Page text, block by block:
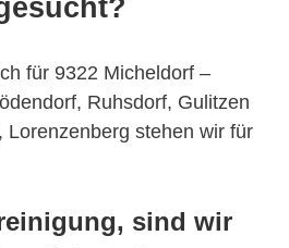
für 9322 Micheldorf –
Ruhsdorf, Gulitzen
Lorenzenberg stehen wir für
sind wir